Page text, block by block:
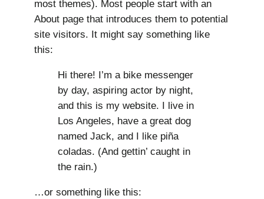
most themes). Most people start with an
About page that introduces them to potential
site visitors. It might say something like
this:
Hi there! I’m a bike messenger
by day, aspiring actor by night,
and this is my website. I live in
Los Angeles, have a great dog
named Jack, and I like piña
coladas. (And gettin’ caught in
the rain.)
…or something like this: